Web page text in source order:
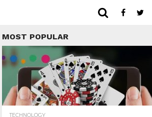
MOST POPULAR
TECHNOLOGY